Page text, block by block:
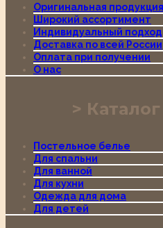
Оригинальная продукция
Широкий ассортимент
Индивидуальный подход
Доставка по всей России
Оплата при получении
О нас
Постельное белье
Для спальни
Для ванной
Для кухни
Одежда для дома
Для детей